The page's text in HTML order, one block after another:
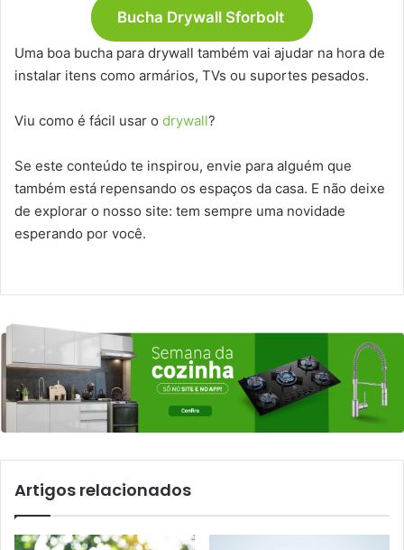
Bucha Drywall Sforbolt
Uma boa bucha para drywall também vai ajudar na hora de
instalar itens como armários, TVs ou suportes pesados.
Viu como é fácil usar o drywall?
Se este conteúdo te inspirou, envie para alguém que
também está repensando os espaços da casa. E não deixe
de explorar o nosso site: tem sempre uma novidade
esperando por você.
Artigos relacionados